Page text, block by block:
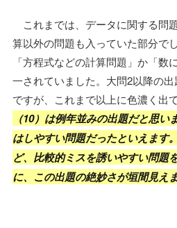
これまでは、データに関する問
算以外の問題も入っていた部分で
「方程式などの計算問題」か「数
一されていました。大問2以降の
ですが、これまで以上に色濃く出
（10）は例年並みの出題だと思
はしやすい問題だったといえます
ど、比較的ミスを誘いやすい問題
に、この出題の絶妙さが垣間見えま